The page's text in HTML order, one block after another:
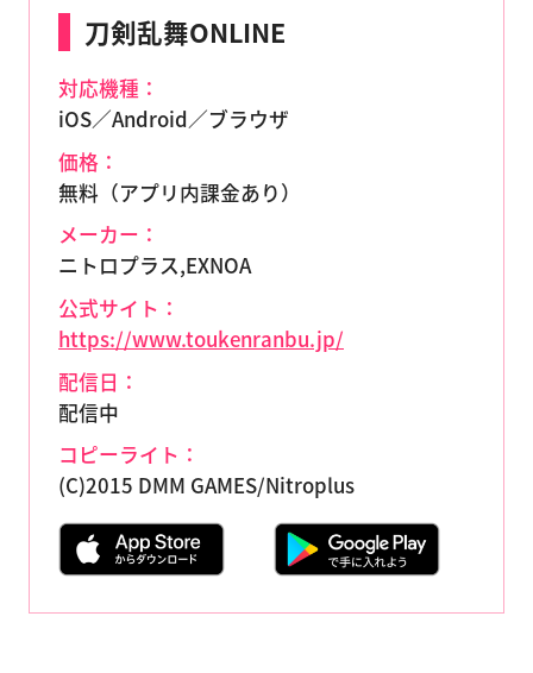
刀剣乱舞ONLINE
対応機種：
iOS／Android／ブラウザ
価格：
無料（アプリ内課金あり）
メーカー：
ニトロプラス,EXNOA
公式サイト：
https://www.toukenranbu.jp/
配信日：
配信中
コピーライト：
(C)2015 DMM GAMES/Nitroplus